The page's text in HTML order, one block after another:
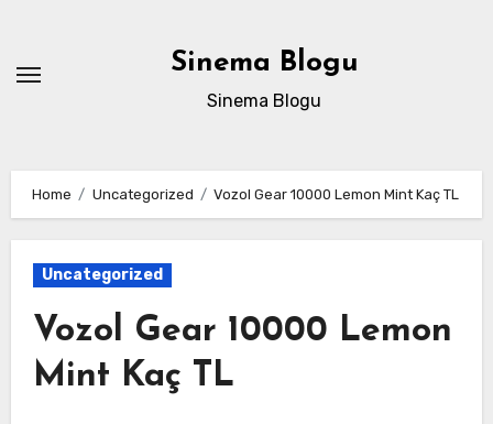
content
Sinema Blogu
Sinema Blogu
Home Uncategorized Vozol Gear 10000 Lemon Mint Kaç TL
Uncategorized
Vozol Gear 10000 Lemon
Mint Kaç TL